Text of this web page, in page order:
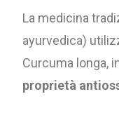
La medicina
ayurvedica)
Curcuma longa,
proprietà